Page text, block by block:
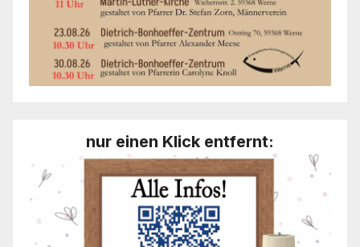
nur einen Klick entfernt: